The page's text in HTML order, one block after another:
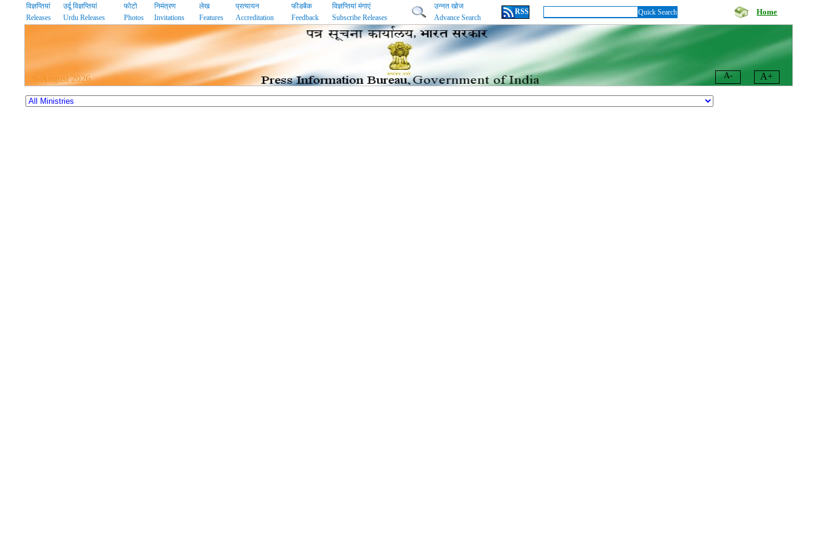
विज्ञप्तियां उर्दू विज्ञप्तियां फोटो निमंत्रण लेख प्रत्यायन फीडबैक विज्ञप्तियां मंगाएं उन्नत खोज
RSS Quick Search Home
Releases Urdu Releases Photos Invitations Features Accreditation Feedback Subscribe Releases Advance Search
6-August 2026 A- A+